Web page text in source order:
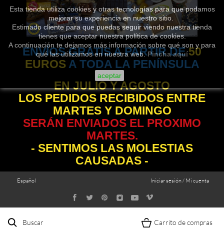
Esta tienda utiliza cookies y otras tecnologías para que podamos
mejorar su experiencia en nuestro sitio.
Estimado cliente para que puedas seguir viendo nuestra tienda
tienes que aceptar nuestra política de cookies.
A continuación te dejamos más información sobre qué son y para
qué las utilizamos en nuestra web.Pincha aquí
aceptar
ENVÍOS GRATIS A PARTIR DE50
EUROSA TODA LA PENÍNSULA
EN JULIO Y AGOSTO
LOS PEDIDOS RECIBIDOS ENTRE
MARTES Y DOMINGO
SERÁN ENVIADOS EL PROXIMO
MARTES.
- SENTIMOS LAS MOLESTIAS
CAUSADAS -
Iniciar sesión / Mi cuenta
Español
Buscar Carrito de compras